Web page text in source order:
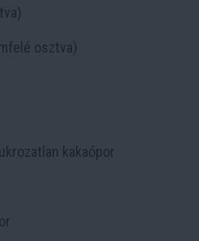
osztva)
kakaópor